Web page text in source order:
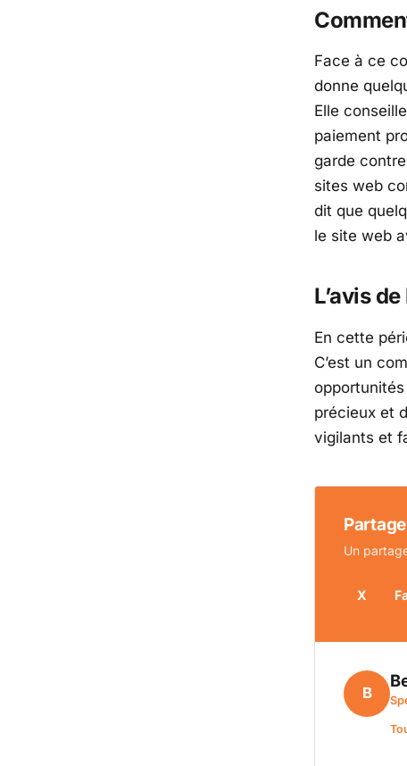
Face à ce
donne
Elle
paiement
garde
sites web
dit que
le site web
L’avis
En cette
C’est un
précieux et
vigilants et
Un
X
B